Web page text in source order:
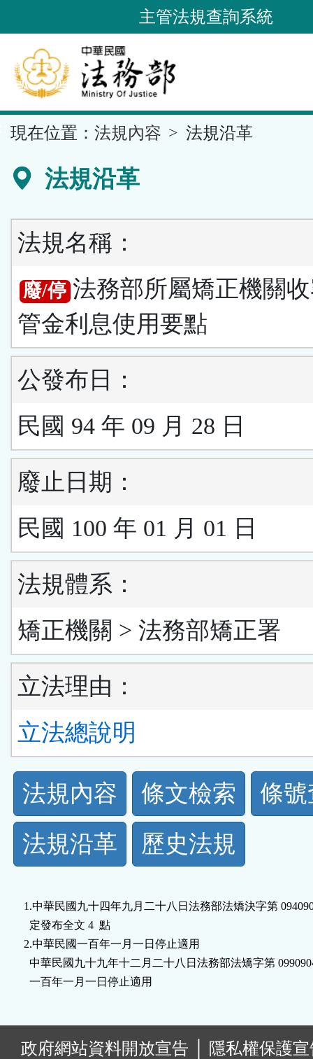
到
要
內
容
區
主管法規查詢系統
現在位置： 法規內容 法規沿革
法規沿革
法規名稱：
廢/停 法務部所屬矯正機關
管金利息使用要點
公發布日：
民國 94 年 09 月 28 日
廢止日期：
民國 100 年 01 月 01 日
法規體系：
矯正機關 > 法務部矯正署
立法理由：
立法總說明
法
規
功
按
鈕
法規內容 條文檢索
條
法規沿革
歷史法規
1.中華民國九十四年九月二十八日法務部法矯決字第
  定發布全文 4  點
2.中華民國一百年一月一日停止適用
中華民國九十九年十二月二十八日法務部法矯字第
  一百年一月一日停止適用
政府網站資料開放宣告
隱私權保護